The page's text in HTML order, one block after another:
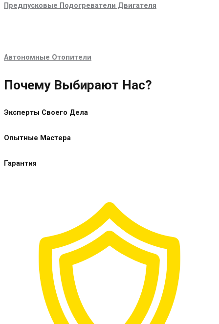
Предпусковые Подогреватели Двигателя
Автономные Отопители
Почему Выбирают Нас?
Эксперты Своего Дела
Опытные Мастера
Гарантия